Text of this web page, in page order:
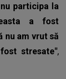
participa la
a fost
nu am vrut să
stresate",